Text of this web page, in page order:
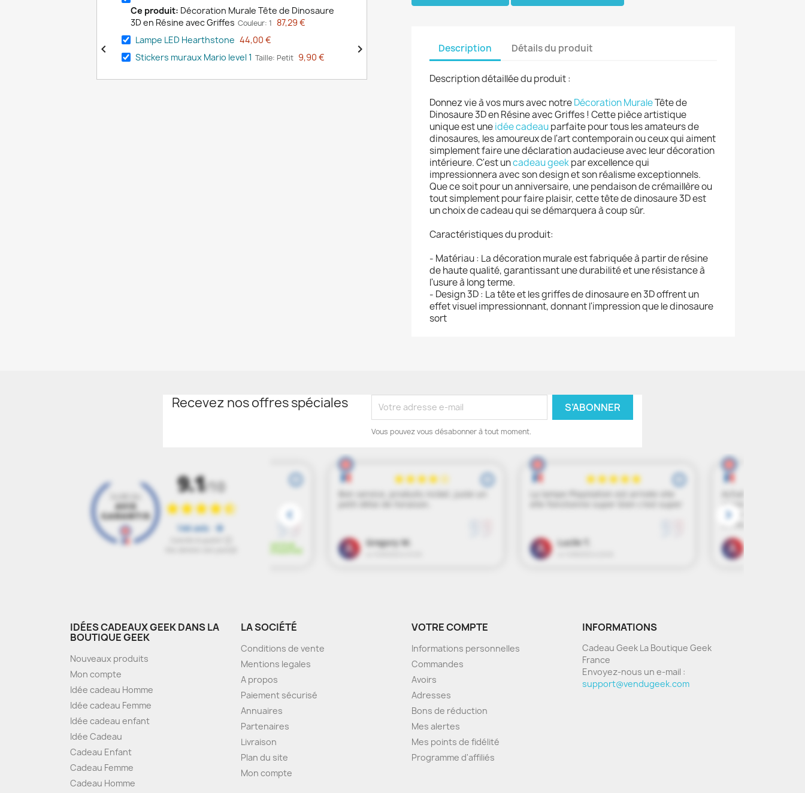
Ce produit: Décoration Murale Tête de Dinosaure
3D en Résine avec Griffes Couleur: 1 87,29 €
Lampe LED Hearthstone 44,00 €
Stickers muraux Mario level 1 Taille: Petit 9,90 €
  Description Détails du produit
Description détaillée du produit :
Donnez vie à vos murs avec notreDécoration MuraleTête de
Dinosaure 3D en Résine avec Griffes ! Cette pièce artistique
unique est uneidée cadeauparfaite pour tous les amateurs de
dinosaures, les amoureux de l'art contemporain ou ceux qui aiment
simplement faire une déclaration audacieuse avec leur décoration
intérieure. C'est uncadeau geekpar excellence qui
impressionnera avec son design et son réalisme exceptionnels.
Que ce soit pour un anniversaire, une pendaison de crémaillère ou
tout simplement pour faire plaisir, cette tête de dinosaure 3D est
un choix de cadeau qui se démarquera à coup sûr.
Caractéristiques du produit:
- Matériau : La décoration murale est fabriquée à partir de résine
de haute qualité, garantissant une durabilité et une résistance à
l'usure à long terme.
- Design 3D : La tête et les griffes de dinosaure en 3D offrent un
effet visuel impressionnant, donnant l'impression que le dinosaure
sort
Recevez nos offres spéciales
Vous pouvez vous désabonner à tout moment.
IDÉES CADEAUX GEEK DANS LA
BOUTIQUE GEEK
Nouveaux produits
Mon compte
Idée cadeau Homme
Idée cadeau Femme
Idée cadeau enfant
Idée Cadeau
Cadeau Enfant
Cadeau Femme
Cadeau Homme
LA SOCIÉTÉ
Conditions de vente
Mentions legales
A propos
Paiement sécurisé
Annuaires
Partenaires
Livraison
Plan du site
Mon compte
VOTRE COMPTE
Informations personnelles
Commandes
Avoirs
Adresses
Bons de réduction
Mes alertes
Mes points de fidélité
Programme d'affiliés
INFORMATIONS
Cadeau Geek La Boutique Geek
France
Envoyez-nous un e-mail :
support@vendugeek.com